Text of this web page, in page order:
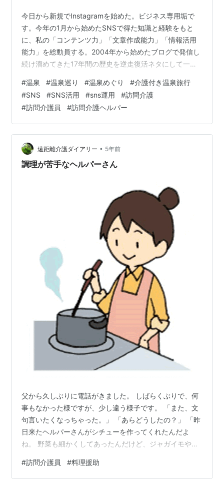
今日から新規でInstagramを始めた。ビジネス専用垢で
す。今年の1月から始めたSNSで得た知識と経験をもと
に、私の「コンテンツ力」「文章作成能力」「情報活用
能力」を総動員する。2004年から始めたブログで発信し
続け溜めてきた17年間の歴史を逆走復活ネタにして一斉
で1,000フォロワー獲得する。その実績を引っさげて来年
からSNS運用代行の仕事を受け始める。そのための戦略
はInstagramで集客したフォロワーさんを私のプロフィー
ルページへ誘導してファンになってもらう。そこから
LINE公式へ導いてSNS運用代行の具体的内容を理解して
もらい仕…
#温泉 #温泉巡り #温泉めぐり #介護付き温泉旅行
#SNS #SNS活用 #sns運用 #訪問介護
#訪問介護員 #訪問介護ヘルパー
遠距離介護ダイアリー • 5年前
調理が苦手なヘルパーさん
父から久しぶりに電話がきました。 しばらくぶりで、何
事もなかった様ですが、少し違う様子です。 「また、文
句言いたくなっちゃった。」 「あらどうしたの？」 「昨
日来たヘルパーさんがシチューを作ってくれたんだよ
ね。 野菜も細かくしてあったんだけど、ジャガイモやニ
ャガイモやニンジンが硬いって？ちゃんと煮なかった の
かしら。」 「煮る時間が短かったんだろうね。やんなっ
#訪問介護員 #料理援助